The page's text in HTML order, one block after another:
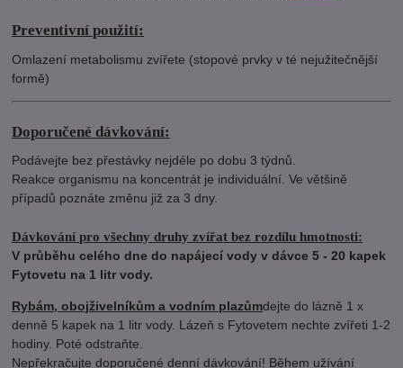
Preventivní použití:
Omlazení metabolismu zvířete (stopové prvky v té nejužitečnější
formě)
Doporučené dávkování:
Podávejte bez přestávky nejdéle po dobu 3 týdnů.
Reakce organismu na koncentrát je individuální. Ve většině
případů poznáte změnu již za 3 dny.
Dávkování pro všechny druhy zvířat bez rozdílu hmotnosti:
V průběhu celého dne do napájecí vody v dávce 5 - 20 kapek
Fytovetu na 1 litr vody.
Rybám, obojživelníkům a vodním plazůmdejte do lázně 1 x
denně 5 kapek na 1 litr vody. Lázeň s Fytovetem nechte zvířeti 1-2
hodiny. Poté odstraňte.
Nepřekračujte doporučené denní dávkování! Během užívání